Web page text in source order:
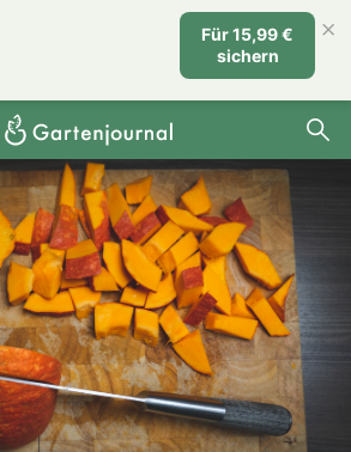
Für 15,99 €
sichern
×